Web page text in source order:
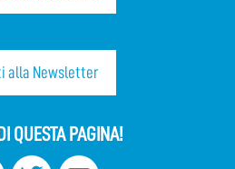
alla Newsletter
QUESTA PAGINA!